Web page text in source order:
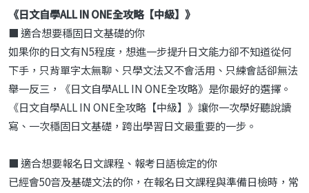
《日文自學ALL IN ONE全攻略【中級】》
■ 適合想要穩固日文基礎的你
如果你的日文有N5程度，想進一步提升日文能力卻不知道從何
下手，只背單字太無聊、只學文法又不會活用、只練會話卻無法
舉一反三，《日文自學ALL IN ONE全攻略》是你最好的選擇。
《日文自學ALL IN ONE全攻略【中級】》讓你一次學好聽說讀
寫、一次穩固日文基礎，跨出學習日文最重要的一步。
■ 適合想要報名日文課程、報考日語檢定的你
已經會50音及基礎文法的你，在報名日文課程與準備日檢時，常